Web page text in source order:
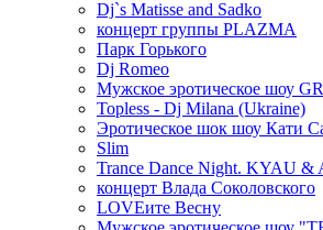
Dj`s Matisse and Sadko
концерт группы PLAZMA
Парк Горького
Dj Romeo
Мужское эротическое шоу
Topless - Dj Milana (Ukraine)
Эротическое шок шоу Кати
Slim
Trance Dance Night. KYAU &
концерт Влада Соколовского
LOVEите Весну